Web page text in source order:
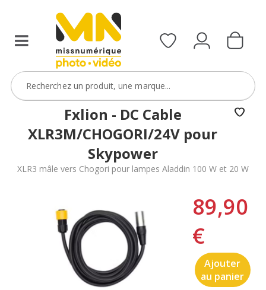
Fxlion - DC Cable
XLR3M/CHOGORI/24V pour
Skypower
XLR3 mâle vers Chogori pour lampes Aladdin 100 W et 20 W
89,90
€
Ajouter
au panier